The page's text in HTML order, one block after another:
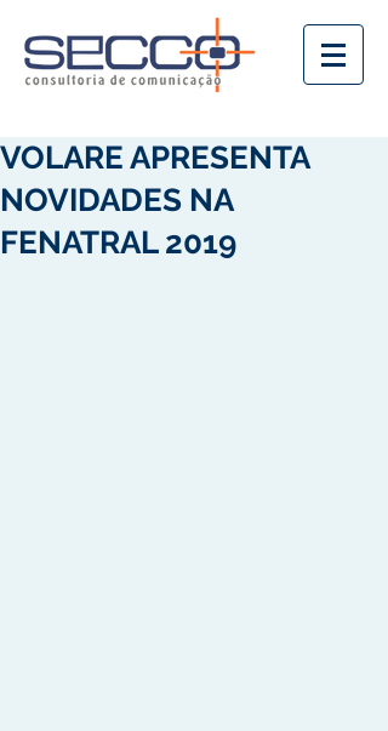
VOLARE APRESENTA
NOVIDADES NA
FENATRAL 2019